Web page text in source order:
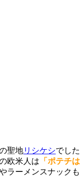
聖地リシケシでした
欧米人は 「ポテチは
ラーメンスナックも